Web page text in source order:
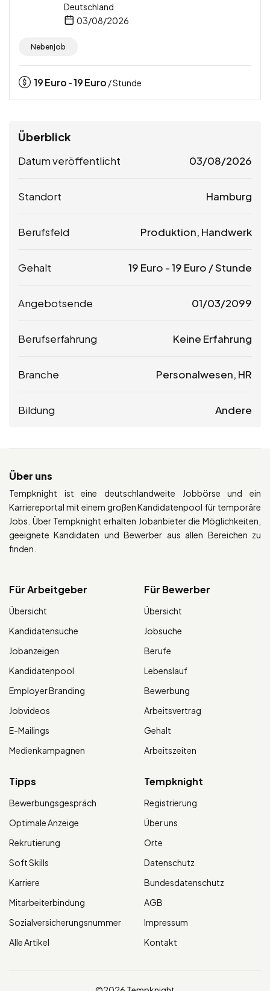
Deutschland
03/08/2026
Nebenjob
19Euro -19Euro / Stunde
Überblick
Datum veröffentlicht 03/08/2026
Standort Hamburg
Berufsfeld Produktion, Handwerk
Gehalt 19 Euro -19 Euro / Stunde
Angebotsende 01/03/2099
Berufserfahrung Keine Erfahrung
Branche Personalwesen, HR
Bildung Andere
Über uns
Tempknight ist eine deutschlandweite Jobbörse und ein
Karriereportal mit einem großen Kandidatenpool für temporäre
Jobs. Über Tempknight erhalten Jobanbieter die Möglichkeiten,
geeignete Kandidaten und Bewerber aus allen Bereichen zu
finden.
Für Arbeitgeber
Übersicht
Kandidatensuche
Jobanzeigen
Kandidatenpool
Employer Branding
Jobvideos
E-Mailings
Medienkampagnen
Für Bewerber
Übersicht
Jobsuche
Berufe
Lebenslauf
Bewerbung
Arbeitsvertrag
Gehalt
Arbeitszeiten
Tipps
Bewerbungsgespräch
Optimale Anzeige
Rekrutierung
Soft Skills
Karriere
Mitarbeiterbindung
Sozialversicherungsnummer
Alle Artikel
Tempknight
Registrierung
Über uns
Orte
Datenschutz
Bundesdatenschutz
AGB
Impressum
Kontakt